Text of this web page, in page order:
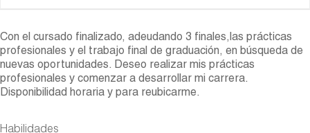
Con el cursado finalizado, adeudando 3 finales,las prácticas
profesionales y el trabajo final de graduación, en búsqueda de
nuevas oportunidades. Deseo realizar mis prácticas
profesionales y comenzar a desarrollar mi carrera.
Disponibilidad horaria y para reubicarme.
Habilidades